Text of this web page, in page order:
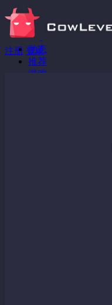
注册 登录
动态
推荐
游戏